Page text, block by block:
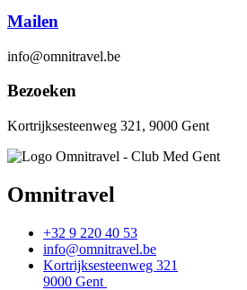
Mailen
info@omnitravel.be
Bezoeken
Kortrijksesteenweg 321, 9000 Gent
Omnitravel
+32 9 220 40 53
info@omnitravel.be
Kortrijksesteenweg 321
9000 Gent